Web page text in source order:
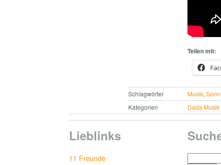
Teilen mit:
Schlagwörter Musik,
Kategorien
Dada Musik
Lieblinks
11 Freunde
Suchen